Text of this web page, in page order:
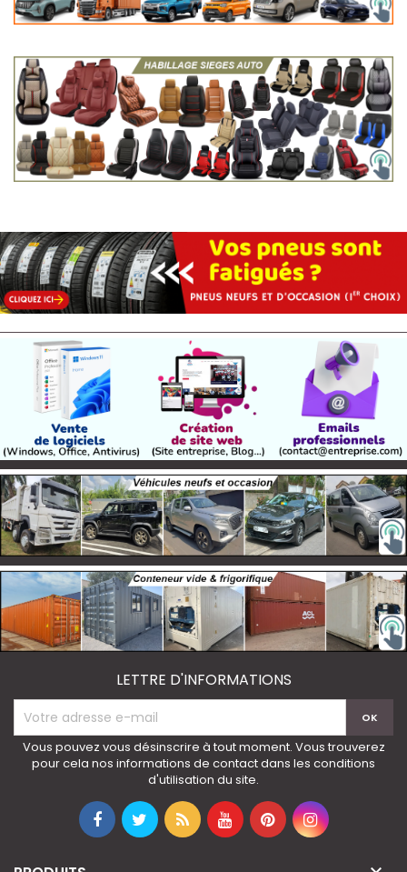
LETTRE D'INFORMATIONS
Vous pouvez vous désinscrire à tout moment. Vous trouverez
pour cela nos informations de contact dans les conditions
d'utilisation du site.